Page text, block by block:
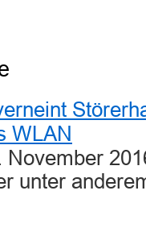
WLAN
November
unter